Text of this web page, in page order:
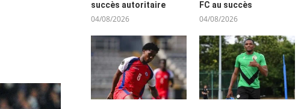
succès autoritaire
04/08/2026
FC au succès
04/08/2026